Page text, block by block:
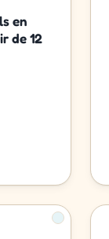
en
de 12